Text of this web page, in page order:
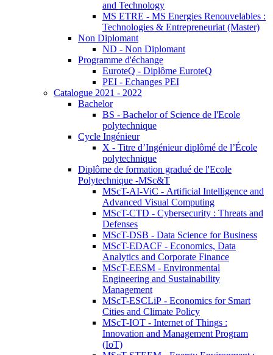
and Technology
MS ETRE - MS Energies Renouvelables :
Technologies & Entrepreneuriat (Master)
Non Diplomant
ND - Non Diplomant
Programme d'échange
EuroteQ - Diplôme EuroteQ
PEI - Echanges PEI
Catalogue 2021 - 2022
Bachelor
BS - Bachelor of Science de l'Ecole
polytechnique
Cycle Ingénieur
X - Titre d’Ingénieur diplômé de l’École
polytechnique
Diplôme de formation gradué de l'Ecole
Polytechnique -MSc&T
MScT-AI-ViC - Artificial Intelligence and
Advanced Visual Computing
MScT-CTD - Cybersecurity : Threats and
Defenses
MScT-DSB - Data Science for Business
MScT-EDACF - Economics, Data
Analytics and Corporate Finance
MScT-EESM - Environmental
Engineering and Sustainability
Management
MScT-ESCLiP - Economics for Smart
Cities and Climate Policy
MScT-IOT - Internet of Things :
Innovation and Management Program
(IoT)